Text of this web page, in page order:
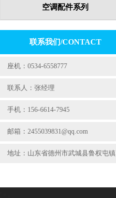
空调配件系列
联系我们/CONTACT
座机：0534-6558777
联系人：张经理
手机：156-6614-7945
邮箱：2455039831@qq.com
地址：山东省德州市武城县鲁权屯镇